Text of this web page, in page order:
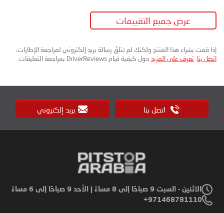
عرض جميع التقييمات
إذا قمت بشراء هذا المنتج ولكنك لم تتلقَ رسالة بريد إلكتروني لمراجعة الإطارات،
اتصل بنا تعرف على المزيد حول كيفية قيام DriverReviews بمراجعة التعليقات.
اتصل بنا بريد إلكتروني
الاثنين - السبت 9 صباحًا إلى 8 مساءً | الأحد 9 صباحًا إلى 6 مساءً
971468781110+